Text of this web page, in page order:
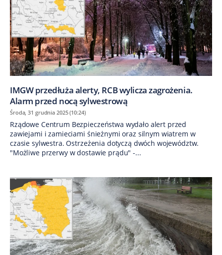
IMGW przedłuża alerty, RCB wylicza zagrożenia.
Alarm przed nocą sylwestrową
Środa, 31 grudnia 2025 (10:24)
Rządowe Centrum Bezpieczeństwa wydało alert przed
zawiejami i zamieciami śnieżnymi oraz silnym wiatrem w
czasie sylwestra. Ostrzeżenia dotyczą dwóch województw.
"Możliwe przerwy w dostawie prądu" -...